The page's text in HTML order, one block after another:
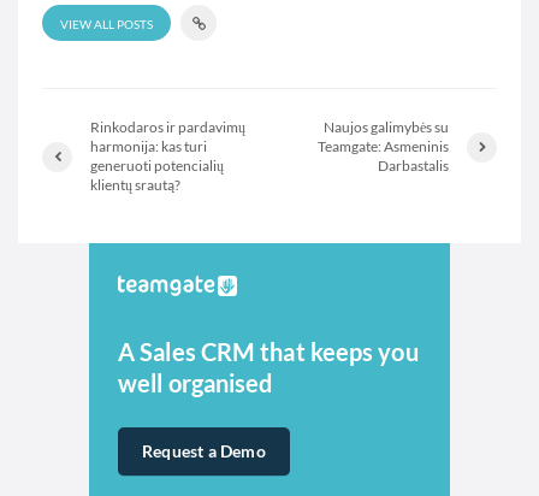
VIEW ALL POSTS
Rinkodaros ir pardavimų
harmonija: kas turi
generuoti potencialių
klientų srautą?
Naujos galimybės su
Teamgate: Asmeninis
Darbastalis
A Sales CRM that keeps you
well organised
Request a Demo